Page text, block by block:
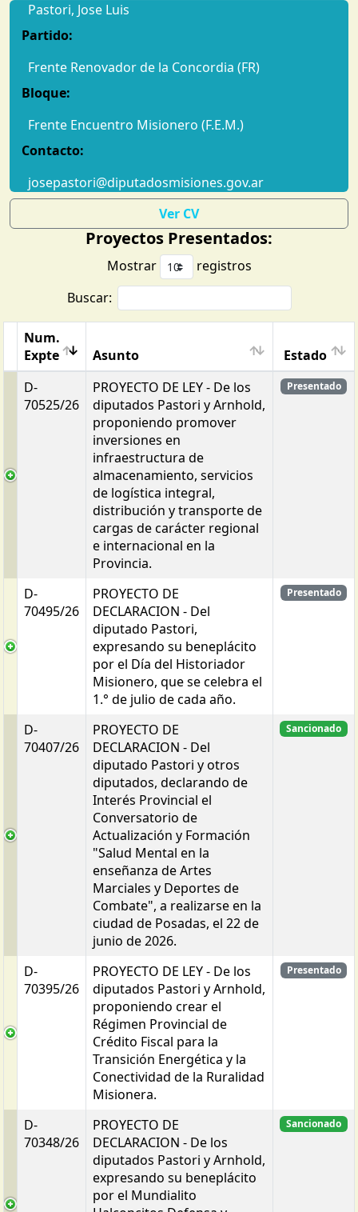
Pastori, Jose Luis
Partido:
Frente Renovador de la Concordia (FR)
Bloque:
Frente Encuentro Misionero (F.E.M.)
Contacto:
josepastori@diputadosmisiones.gov.ar
Ver CV
Proyectos Presentados:
Mostrar
registros
Buscar:
Num.
Expte
Asunto
Estado
D-
70525/26
PROYECTO DE LEY - De los
diputados Pastori y Arnhold,
proponiendo promover
inversiones en
infraestructura de
almacenamiento, servicios
de logística integral,
distribución y transporte de
cargas de carácter regional
e internacional en la
Provincia.
Presentado
D-
70495/26
PROYECTO DE
DECLARACION - Del
diputado Pastori,
expresando su beneplácito
por el Día del Historiador
Misionero, que se celebra el
1.° de julio de cada año.
Presentado
D-
70407/26
PROYECTO DE
DECLARACION - Del
diputado Pastori y otros
diputados, declarando de
Interés Provincial el
Conversatorio de
Actualización y Formación
"Salud Mental en la
enseñanza de Artes
Marciales y Deportes de
Combate", a realizarse en la
ciudad de Posadas, el 22 de
junio de 2026.
Sancionado
D-
70395/26
PROYECTO DE LEY - De los
diputados Pastori y Arnhold,
proponiendo crear el
Régimen Provincial de
Crédito Fiscal para la
Transición Energética y la
Conectividad de la Ruralidad
Misionera.
Presentado
D-
70348/26
PROYECTO DE
DECLARACION - De los
diputados Pastori y Arnhold,
expresando su beneplácito
por el Mundialito
Sancionado